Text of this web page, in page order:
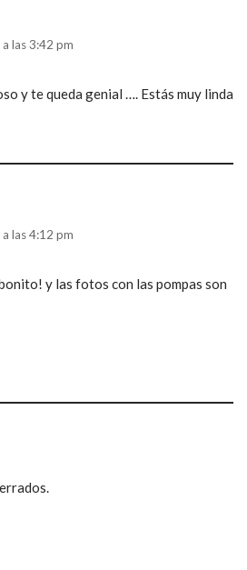
las 3:42 pm
y te queda genial …. Estás muy linda
las 4:12 pm
y las fotos con las pompas son